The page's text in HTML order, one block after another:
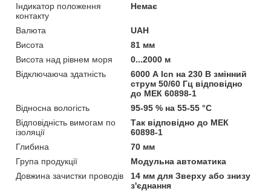
Індикатор положення
контакту
Немає
Валюта
UAH
Висота
81 мм
Висота над рівнем моря
0...2000 м
Відключаюча здатність
6000 А Icn на 230 В змінний
струм 50/60 Гц відповідно
до МЕК 60898-1
Відносна вологість
95-95 % на 55-55 °C
Відповідність вимогам по
ізоляції
Так відповідно до МЕК
60898-1
Глибина
70 мм
Група продукції
Модульна автоматика
Довжина зачистки проводів
14 мм для Зверху або знизу
з'єднання